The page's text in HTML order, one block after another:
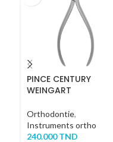
PINCE CENTURY
WEINGART
Orthodontie,
Instruments ortho
240.000TND